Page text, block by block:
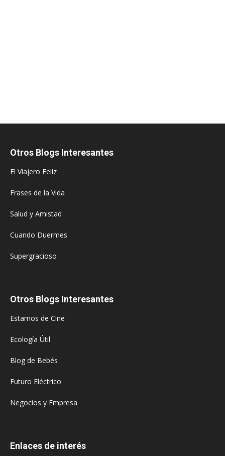
Otros Blogs Interesantes
El Viajero Feliz
Frases de la Vida
Salud y Amistad
Cuando Duermes
Supergracioso
Otros Blogs Interesantes
Estamos de Cine
Ecología Útil
Blog de Bebés
Futuro Eléctrico
Negocios y Empresa
Enlaces de interés